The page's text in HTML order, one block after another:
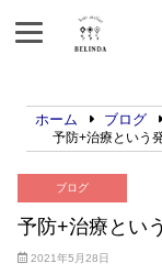
ホーム ブログ
予防+治療という
ブログ
予防+治療とい
2021年5月28日